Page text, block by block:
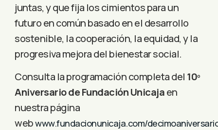
juntas, y que fija los cimientos para un
futuro en común basado en el desarrollo
sostenible, la cooperación, la equidad, y la
progresiva mejora del bienestar social.
Consulta la programación completa del 10º
Aniversario de Fundación Unicajaen
nuestra página
webwww.fundacionunicaja.com/